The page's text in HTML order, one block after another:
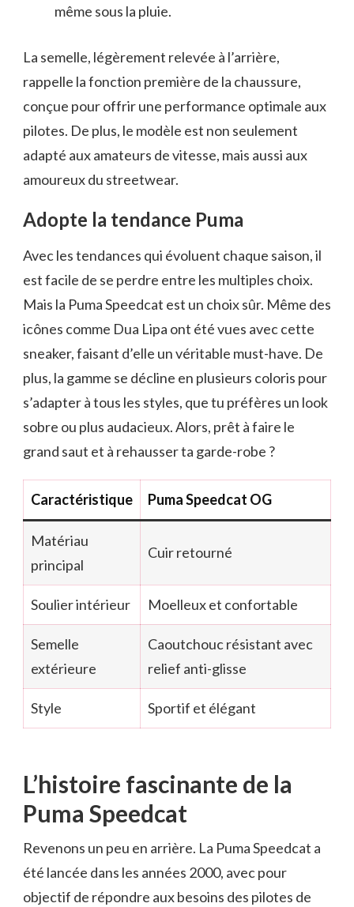
même sous la pluie.
La semelle, légèrement relevée à l’arrière,
rappelle la fonction première de la chaussure,
conçue pour offrir une performance optimale aux
pilotes. De plus, le modèle est non seulement
adapté aux amateurs de vitesse, mais aussi aux
amoureux du streetwear.
Adopte la tendance Puma
Avec les tendances qui évoluent chaque saison, il
est facile de se perdre entre les multiples choix.
Mais la Puma Speedcat est un choix sûr. Même des
icônes comme Dua Lipa ont été vues avec cette
sneaker, faisant d’elle un véritable must-have. De
plus, la gamme se décline en plusieurs coloris pour
s’adapter à tous les styles, que tu préfères un look
sobre ou plus audacieux. Alors, prêt à faire le
grand saut et à rehausser ta garde-robe ?
Caractéristique Puma Speedcat OG
Matériau
principal
Cuir retourné
Soulier intérieur Moelleux et confortable
Semelle
extérieure
Caoutchouc résistant avec
relief anti-glisse
Style Sportif et élégant
L’histoire fascinante de la
Puma Speedcat
Revenons un peu en arrière. La Puma Speedcat a
été lancée dans les années 2000, avec pour
objectif de répondre aux besoins des pilotes de